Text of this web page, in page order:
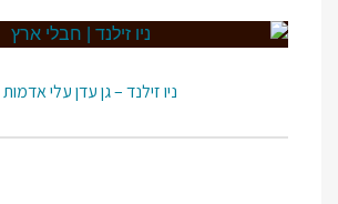
ניו זילנד – גן עדן עלי אדמות